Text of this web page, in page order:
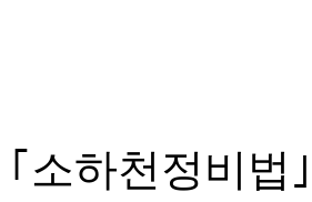
｢소하천정비법